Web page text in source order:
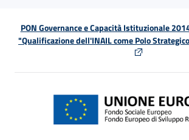
PON Governance e Capacità Istituzionale
"Qualificazione dell'INAIL come Polo